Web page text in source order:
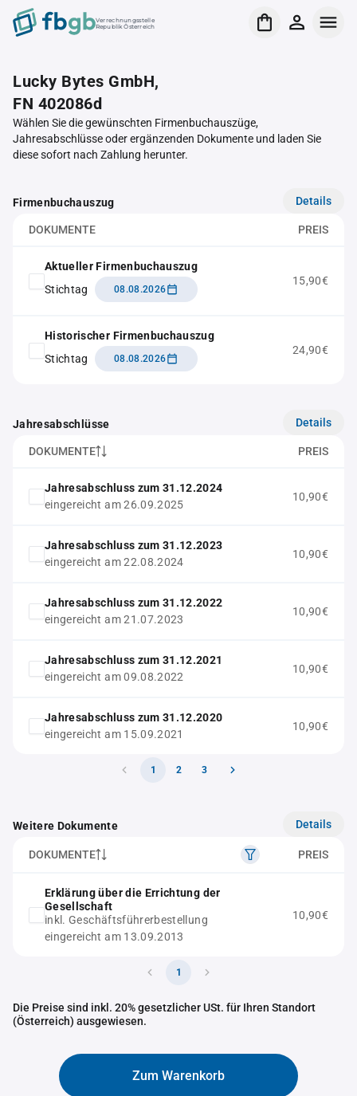
Verrechnungsstelle
Republik Österreich
Lucky Bytes GmbH,
FN 402086d
Wählen Sie die gewünschten Firmenbuchauszüge,
Jahresabschlüsse oder ergänzenden Dokumente und laden Sie
diese sofort nach Zahlung herunter.
Firmenbuchauszug Details
DOKUMENTE PREIS
Aktueller Firmenbuchauszug
Stichtag
08.08.2026
15,90€
Historischer Firmenbuchauszug
Stichtag
08.08.2026
24,90€
Jahresabschlüsse Details
DOKUMENTE PREIS
Jahresabschluss zum 31.12.2024
eingereicht am 26.09.2025
10,90€
Jahresabschluss zum 31.12.2023
eingereicht am 22.08.2024
10,90€
Jahresabschluss zum 31.12.2022
eingereicht am 21.07.2023
10,90€
Jahresabschluss zum 31.12.2021
eingereicht am 09.08.2022
10,90€
Jahresabschluss zum 31.12.2020
eingereicht am 15.09.2021
10,90€
1 2 3
Weitere Dokumente Details
DOKUMENTE PREIS
Erklärung über die Errichtung der
Gesellschaft
inkl. Geschäftsführerbestellung
eingereicht am 13.09.2013
10,90€
1
Die Preise sind inkl. 20% gesetzlicher USt. für Ihren Standort
(Österreich) ausgewiesen.
Zum Warenkorb